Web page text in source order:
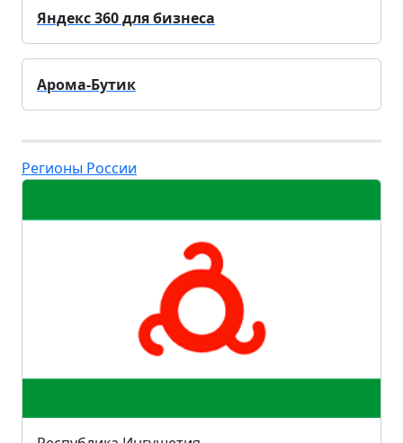
Яндекс 360 для бизнеса
Арома-Бутик
Регионы России